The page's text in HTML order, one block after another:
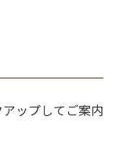
ップしてご案内